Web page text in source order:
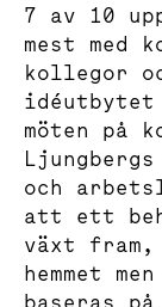
7 av 10
mest med
kollegor
idéutbytet
möten på
och
att ett
växt fram,
hemmet